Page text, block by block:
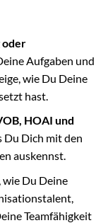
oder
Aufgaben und
wie Du Deine
hast.
HOAI und
Du Dich mit den
auskennst.
Du Deine
Teamfähigkeit